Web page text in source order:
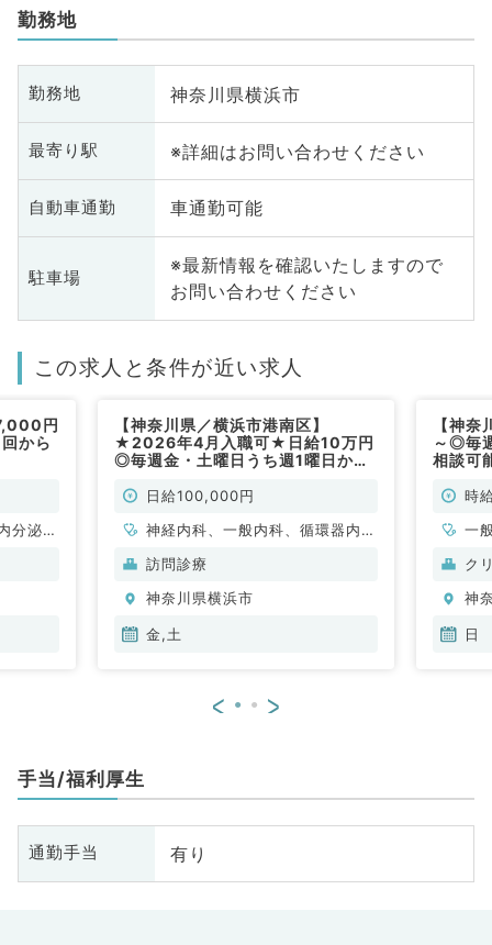
勤務地
勤務地 神奈川県横浜市
最寄り駅 ※詳細はお問い合わせください
自動車通勤 車通勤可能
駐車場
※最新情報を確認いたしますので
お問い合わせください
この求人と条件が近い求人
円
から
分泌・
【神奈川県／横浜市港南区】
★2026年4月入職可★日給10万円
◎毎週金・土曜日うち週1曜日から
診療のお仕事◆専攻医の先生も応
日給100,000円
神経内科、一般内科、循環器内
科、呼吸器内科、消化器内科、内
内科、血液内科
訪問診療
神奈川県横浜市
金,土
【神
～◎毎
相談可
時
一
代
ク
神
日
< >
手当/福利厚生
通勤手当 有り